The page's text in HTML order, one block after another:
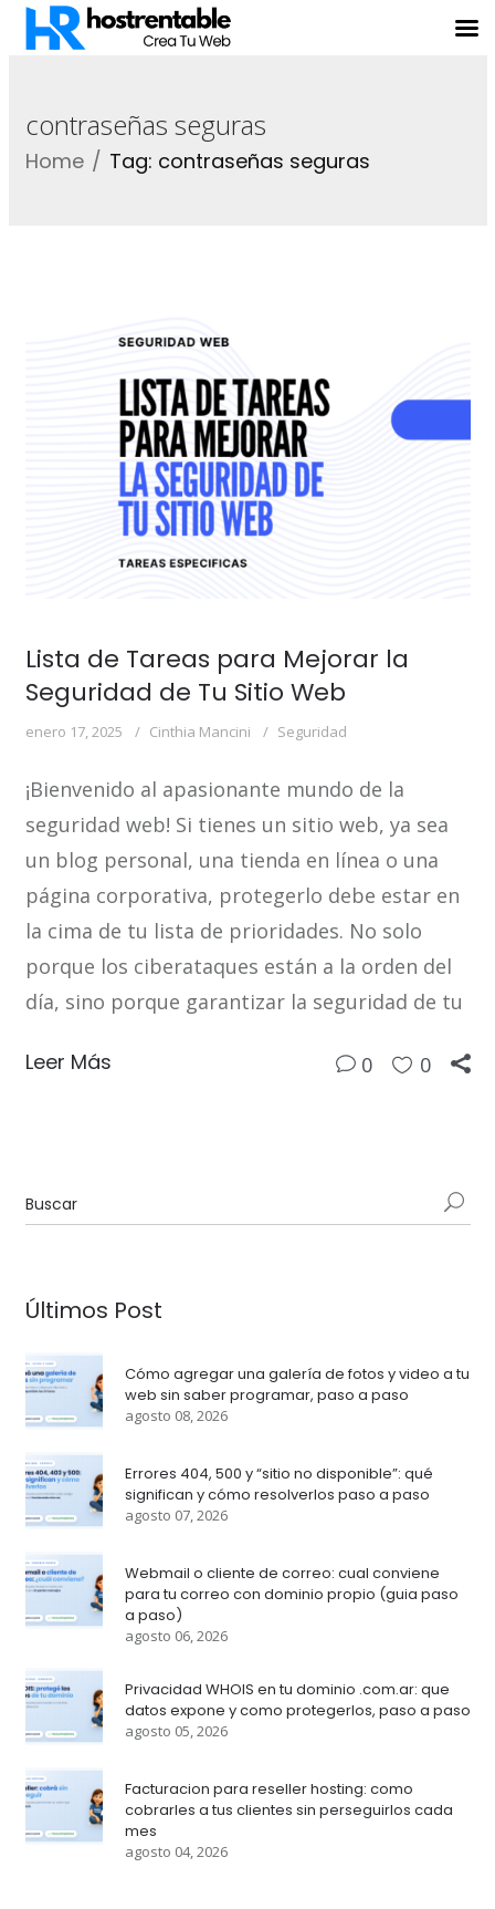
contraseñas seguras
Home Tag: contraseñas seguras
Lista de Tareas para Mejorar la
Seguridad de Tu Sitio Web
enero 17, 2025 Cinthia Mancini Seguridad
¡Bienvenido al apasionante mundo de la
seguridad web! Si tienes un sitio web, ya sea
un blog personal, una tienda en línea o una
página corporativa, protegerlo debe estar en
la cima de tu lista de prioridades. No solo
porque los ciberataques están a la orden del
día, sino porque garantizar la seguridad de tu
Leer Más 0 0
Últimos Post
Cómo agregar una galería de fotos y video a tu
web sin saber programar, paso a paso
agosto 08, 2026
Errores 404, 500 y “sitio no disponible”: qué
significan y cómo resolverlos paso a paso
agosto 07, 2026
Webmail o cliente de correo: cual conviene
para tu correo con dominio propio (guia paso
a paso)
agosto 06, 2026
Privacidad WHOIS en tu dominio .com.ar: que
datos expone y como protegerlos, paso a paso
agosto 05, 2026
Facturacion para reseller hosting: como
cobrarles a tus clientes sin perseguirlos cada
mes
agosto 04, 2026